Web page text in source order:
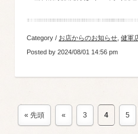
Category / お店からのお知らせ 健軍
Posted by 2024/08/01 14:56 pm
« 先頭 « 3 4 5